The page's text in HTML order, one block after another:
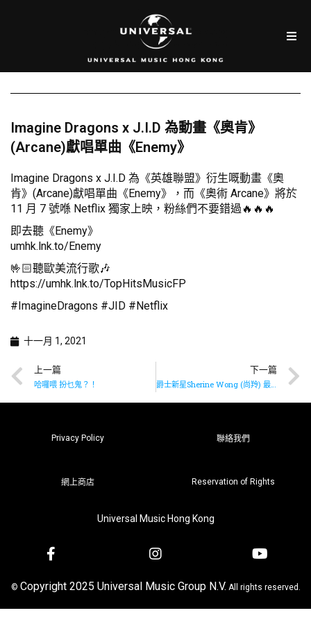
Imagine Dragons x J.I.D 為動畫《奧肯》
(Arcane)獻唱單曲《Enemy》
Imagine Dragons x J.I.D 為《英雄聯盟》衍生嘅動畫《奧
肯》(Arcane)獻唱單曲《Enemy》，而《奧術 Arcane》將於
11 月 7 號喺 Netflix 獨家上映，粉絲們不要錯過🔥🔥🔥
即去聽《Enemy》
umhk.lnk.to/Enemy
🤟🏻聽歐美流行歌🎶
https://umhk.lnk.to/TopHitsMusicFP
#ImagineDragons #JID #Netflix
十一月 1, 2021
上一篇
哈囉喂 扮乜鬼？！
下一篇
爵士新星Sherine Wong (尚羚) 最新發燒大碟《Two For The Road》已面世
Privacy Policy 聯絡我們
網上商店 Reservation of Rights
Universal Music Hong Kong
© Copyright 2025 Universal Music Group N.V. All rights reserved.